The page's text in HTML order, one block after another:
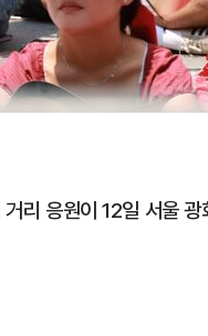
리 응원이 12일 서울 광